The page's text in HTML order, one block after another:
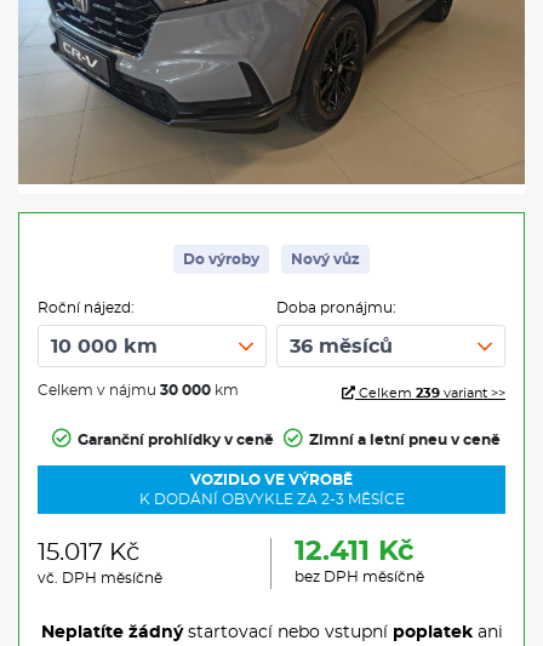
Do výroby Nový vůz
Roční nájezd:
Celkem v nájmu 30 000 km
Doba pronájmu:
Celkem 239 variant >>
Garanční prohlídky v ceně Zimní a letní pneu v ceně
VOZIDLO VE VÝROBĚ
K DODÁNÍ OBVYKLE ZA 2-3 MĚSÍCE
15.017 Kč
vč. DPH měsíčně
12.411 Kč
bez DPH měsíčně
Neplatíte žádnýstartovací nebo vstupní poplatekani